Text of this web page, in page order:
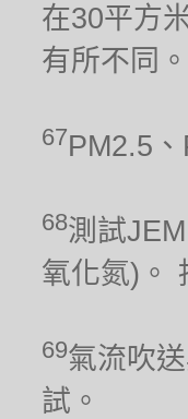
在30平方
有所不同。
67PM2.5
68測試
氧化氮)。
69氣流吹
試。